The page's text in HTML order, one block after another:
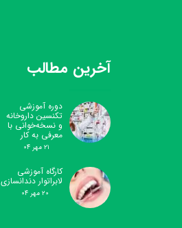
آخرین مطالب
دوره آموزشی
تکنسین داروخانه
و نسخه‌خوانی با
معرفی به کار
۲۱ مهر ۰۴
کارگاه آموزشی
لابراتوار دندانسازی
۲۰ مهر ۰۴